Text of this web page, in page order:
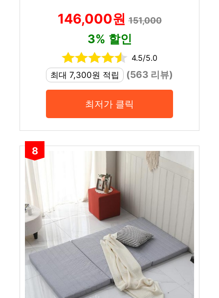
146,000원151,000
3% 할인
4.5/5.0
최대 7,300원 적립
(563 리뷰)
최저가 클릭
8